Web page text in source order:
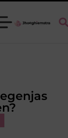
extra werkdruk